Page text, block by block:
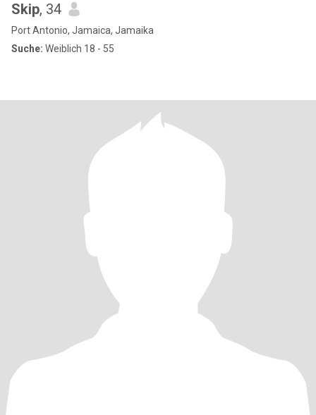
Skip, 34
Port Antonio, Jamaica, Jamaika
Suche: Weiblich 18 - 55